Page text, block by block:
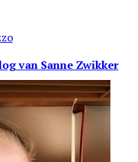
van Sanne Zwikker